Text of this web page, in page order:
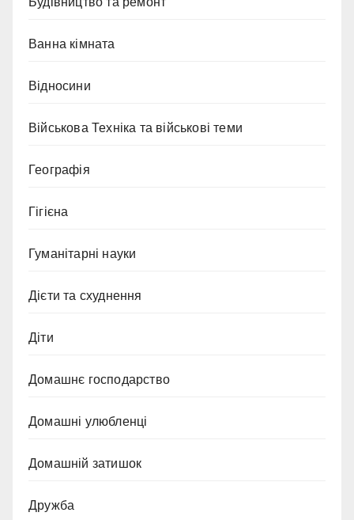
Ванна кімната
Відносини
Військова Техніка та військові теми
Географія
Гігієна
Гуманітарні науки
Дієти та схуднення
Діти
Домашнє господарство
Домашні улюбленці
Домашній затишок
Дружба